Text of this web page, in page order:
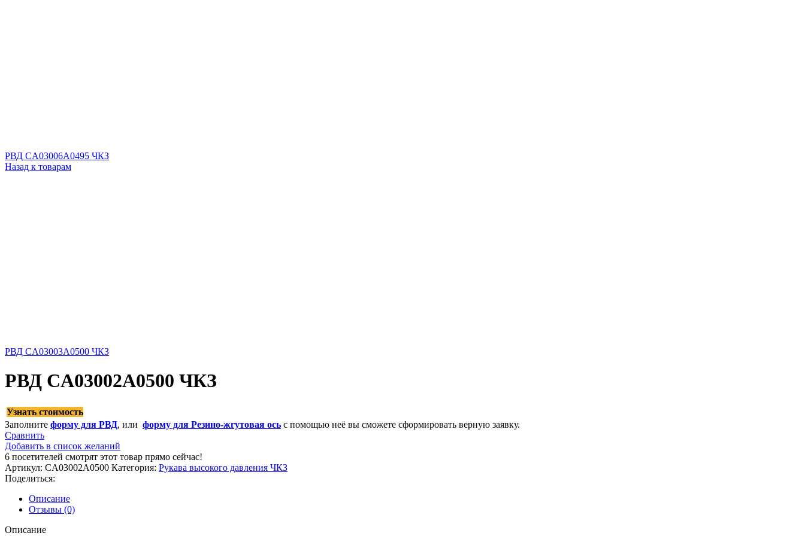
РВД CA03006A0495 ЧКЗ
Назад к товарам
РВД CA03003A0500 ЧКЗ
РВД CA03002A0500 ЧКЗ
Узнать стоимость
Заполните форму для РВД, или форму для Резино-жгутовая ось с помощью неё вы сможете сформировать верную заявку.
Сравнить
Добавить в список желаний
6 посетителей смотрят этот товар прямо сейчас!
Артикул: CA03002A0500 Категория: Рукава высокого давления ЧКЗ
Поделиться:
Описание
Отзывы (0)
Описание